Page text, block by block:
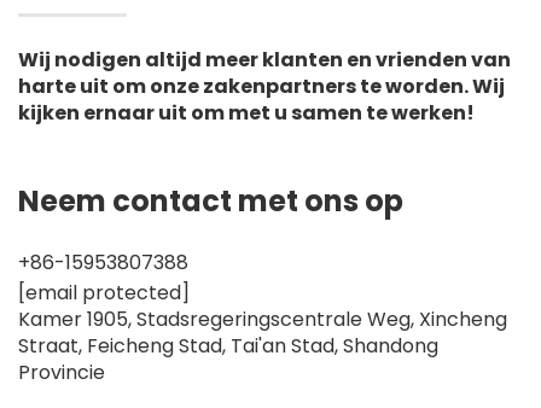
Wij nodigen altijd meer klanten en vrienden van
harte uit om onze zakenpartners te worden. Wij
kijken ernaar uit om met u samen te werken!
Neem contact met ons op
+86-15953807388
[email protected]
Kamer 1905, Stadsregeringscentrale Weg, Xincheng
Straat, Feicheng Stad, Tai'an Stad, Shandong
Provincie